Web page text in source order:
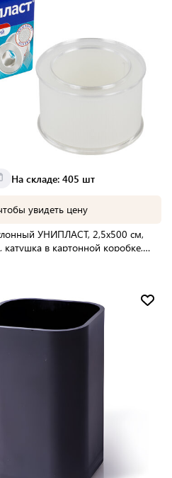
На складе: 405 шт
увидеть цену
УНИПЛАСТ, 2,5х500 см,
катушка в картонной коробке,
до 3 дней